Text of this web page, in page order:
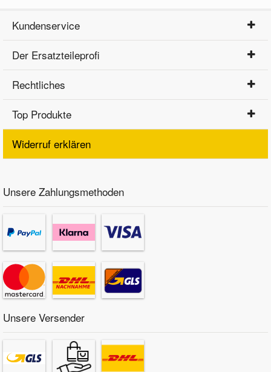
Kundenservice
Der Ersatzteileprofi
Rechtliches
Top Produkte
Widerruf erklären
Unsere Zahlungsmethoden
Unsere Versender